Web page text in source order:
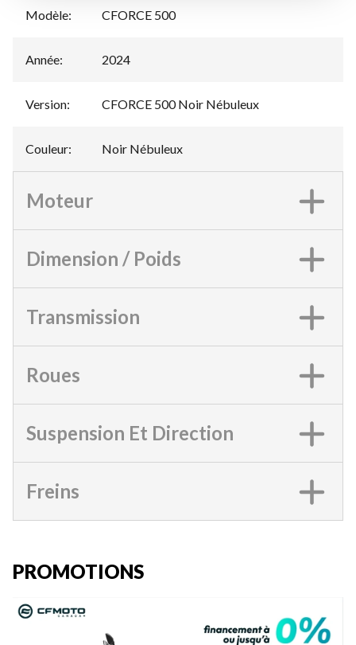
Modèle: CFORCE 500
Année: 2024
Version: CFORCE 500 Noir Nébuleux
Couleur: Noir Nébuleux
Moteur
Dimension / Poids
Transmission
Roues
Suspension Et Direction
Freins
PROMOTIONS